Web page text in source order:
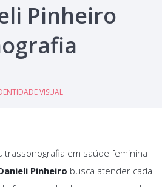
Pinheiro
VISUAL
em saúde feminina
Pinheiro busca atender cada